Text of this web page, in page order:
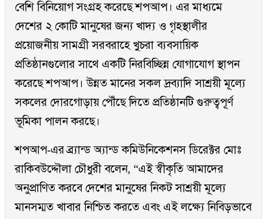
বেশি বিনিয়োগ সংগ্রহ করেছে শপআপ। এর মাধ্যমে
দেশের ২ কোটি মানুষের জন্য খাদ্য ও গৃহস্থালীর
প্রয়োজনীয় সামগ্রী সরবরাহে খুচরা ব্যবসায়িক
প্রতিষ্ঠানগুলোর সাথে একটি নিরবিচ্ছিন্ন যোগাযোগ স্থাপন
করেছে শপআপ। উন্নত মানের সকল দ্রব্যাদি সাশ্রয়ী মূল্যে
সকলের দোরগোড়ায় পৌঁছে দিতে প্রতিষ্ঠানটি গুরুত্বপূর্ণ
ভূমিকা পালন করছে।
শপআপ-এর ব্র্যান্ড অ্যান্ড কমিউনিকেশনস ডিরেক্টর মোঃ
রাকিবউদ্দৌলা চৌধুরী বলেন, “এই স্বীকৃতি আমাদের
অনুপ্রাণিত করবে দেশের মানুষের নিকট সাশ্রয়ী মূল্যে
মানসম্মত খাবার নিশ্চিত করতে এবং এই লক্ষ্যে নিবিড়ভাবে